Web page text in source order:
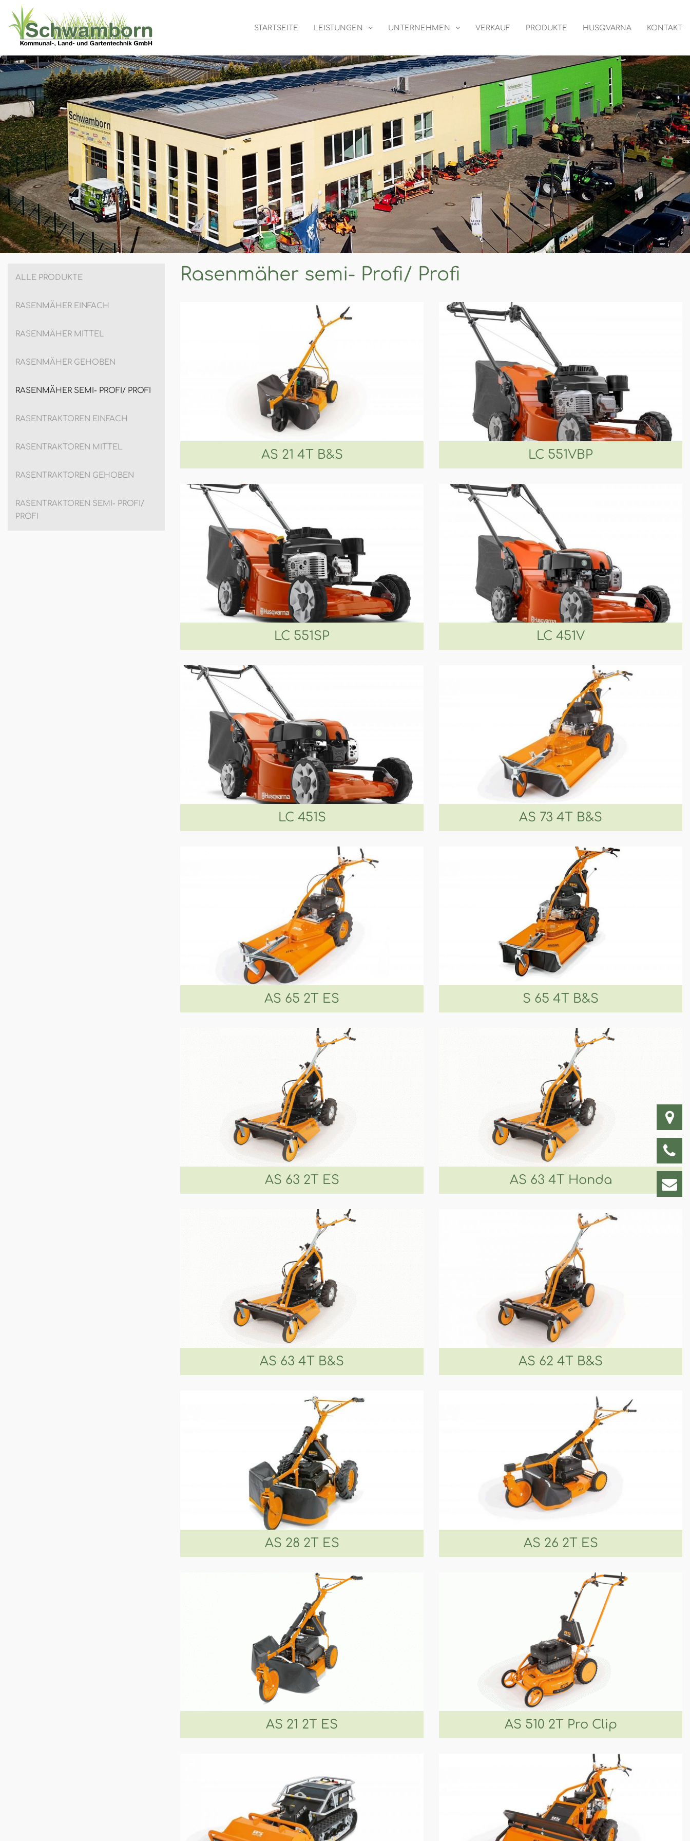
STARTSEITE LEISTUNGEN UNTERNEHMEN VERKAUF PRODUKTE HUSQVARNA KONTAKT
ALLE PRODUKTE
RASENMÄHER EINFACH
RASENMÄHER MITTEL
RASENMÄHER GEHOBEN
RASENMÄHER SEMI- PROFI/ PROFI
RASENTRAKTOREN EINFACH
RASENTRAKTOREN MITTEL
RASENTRAKTOREN GEHOBEN
RASENTRAKTOREN SEMI- PROFI/
PROFI
Rasenmäher semi- Profi/ Profi
AS 21 4T B&S LC 551VBP
LC 551SP LC 451V
LC 451S AS 73 4T B&S
AS 65 2T ES S 65 4T B&S
AS 63 2T ES AS 63 4T Honda
AS 63 4T B&S AS 62 4T B&S
AS 28 2T ES AS 26 2T ES
AS 21 2T ES AS 510 2T Pro Clip